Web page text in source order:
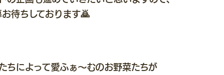
待ちしております🙇
ちによって愛ふぁ〜むのお野菜たちが